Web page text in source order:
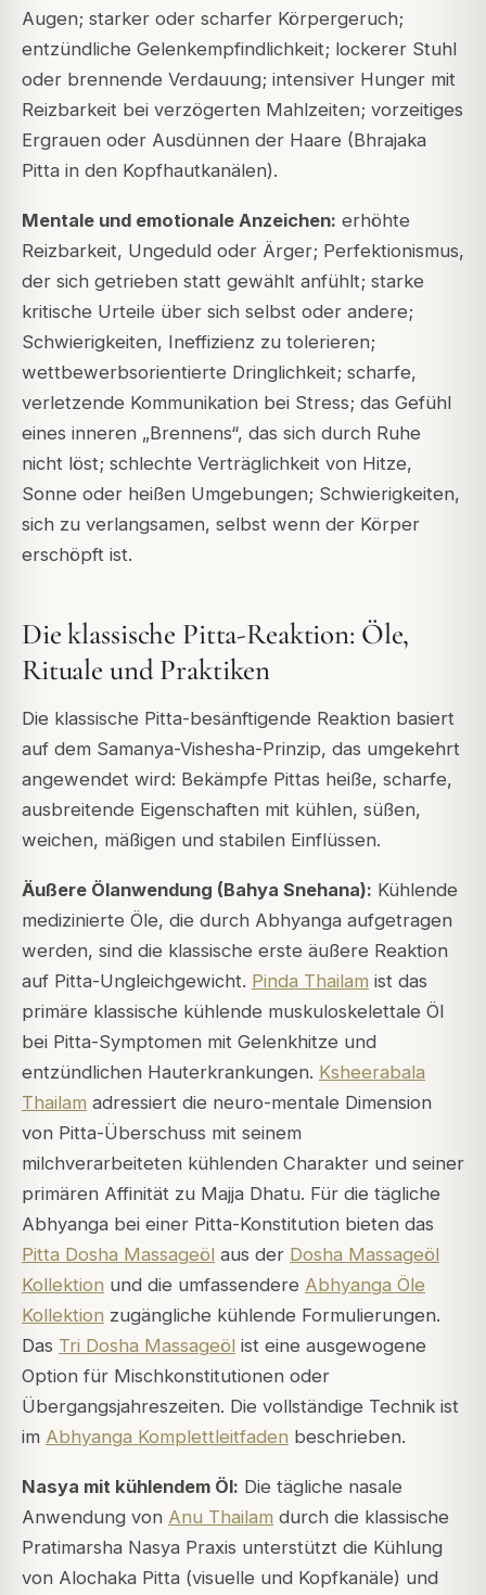
Augen; starker oder scharfer Körpergeruch;
entzündliche Gelenkempfindlichkeit; lockerer Stuhl
oder brennende Verdauung; intensiver Hunger mit
Reizbarkeit bei verzögerten Mahlzeiten; vorzeitiges
Ergrauen oder Ausdünnen der Haare (Bhrajaka
Pitta in den Kopfhautkanälen).
Mentale und emotionale Anzeichen: erhöhte
Reizbarkeit, Ungeduld oder Ärger; Perfektionismus,
der sich getrieben statt gewählt anfühlt; starke
kritische Urteile über sich selbst oder andere;
Schwierigkeiten, Ineffizienz zu tolerieren;
wettbewerbsorientierte Dringlichkeit; scharfe,
verletzende Kommunikation bei Stress; das Gefühl
eines inneren „Brennens“, das sich durch Ruhe
nicht löst; schlechte Verträglichkeit von Hitze,
Sonne oder heißen Umgebungen; Schwierigkeiten,
sich zu verlangsamen, selbst wenn der Körper
erschöpft ist.
Die klassische Pitta-Reaktion: Öle,
Rituale und Praktiken
Die klassische Pitta-besänftigende Reaktion basiert
auf dem Samanya-Vishesha-Prinzip, das umgekehrt
angewendet wird: Bekämpfe Pittas heiße, scharfe,
ausbreitende Eigenschaften mit kühlen, süßen,
weichen, mäßigen und stabilen Einflüssen.
Äußere Ölanwendung (Bahya Snehana): Kühlende
medizinierte Öle, die durch Abhyanga aufgetragen
werden, sind die klassische erste äußere Reaktion
auf Pitta-Ungleichgewicht. Pinda Thailam ist das
primäre klassische kühlende muskuloskelettale Öl
bei Pitta-Symptomen mit Gelenkhitze und
entzündlichen Hauterkrankungen. Ksheerabala
Thailam adressiert die neuro-mentale Dimension
von Pitta-Überschuss mit seinem
milchverarbeiteten kühlenden Charakter und seiner
primären Affinität zu Majja Dhatu. Für die tägliche
Abhyanga bei einer Pitta-Konstitution bieten das
Pitta Dosha Massageöl aus der Dosha Massageöl
Kollektion und die umfassendere Abhyanga Öle
Kollektion zugängliche kühlende Formulierungen.
Das Tri Dosha Massageöl ist eine ausgewogene
Option für Mischkonstitutionen oder
Übergangsjahreszeiten. Die vollständige Technik ist
im Abhyanga Komplettleitfaden beschrieben.
Nasya mit kühlendem Öl: Die tägliche nasale
Anwendung von Anu Thailam durch die klassische
Pratimarsha Nasya Praxis unterstützt die Kühlung
von Alochaka Pitta (visuelle und Kopfkanäle) und